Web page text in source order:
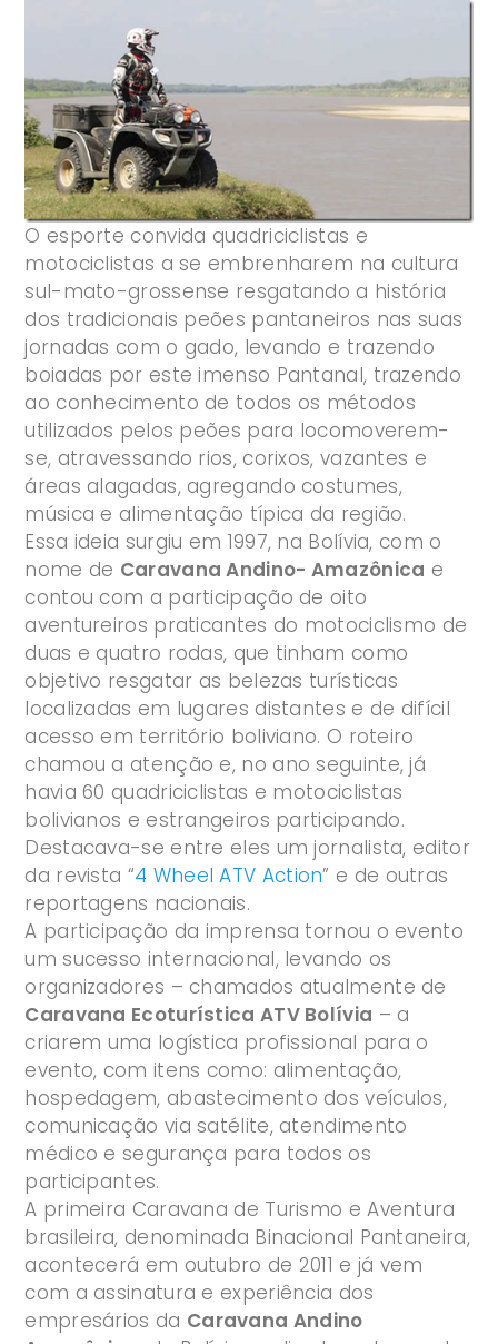
O esporte convida quadriciclistas e
motociclistas a se embrenharem na cultura
sul-mato-grossense resgatando a história
dos tradicionais peões pantaneiros nas suas
jornadas com o gado, levando e trazendo
boiadas por este imenso Pantanal, trazendo
ao conhecimento de todos os métodos
utilizados pelos peões para locomoverem-
se, atravessando rios, corixos, vazantes e
áreas alagadas, agregando costumes,
música e alimentação típica da região.
Essa ideia surgiu em 1997, na Bolívia, com o
nome de Caravana Andino- Amazônica e
contou com a participação de oito
aventureiros praticantes do motociclismo de
duas e quatro rodas, que tinham como
objetivo resgatar as belezas turísticas
localizadas em lugares distantes e de difícil
acesso em território boliviano. O roteiro
chamou a atenção e, no ano seguinte, já
havia 60 quadriciclistas e motociclistas
bolivianos e estrangeiros participando.
Destacava-se entre eles um jornalista, editor
da revista “4 Wheel ATV Action” e de outras
reportagens nacionais.
A participação da imprensa tornou o evento
um sucesso internacional, levando os
organizadores – chamados atualmente de
Caravana Ecoturística ATV Bolívia – a
criarem uma logística profissional para o
evento, com itens como: alimentação,
hospedagem, abastecimento dos veículos,
comunicação via satélite, atendimento
médico e segurança para todos os
participantes.
A primeira Caravana de Turismo e Aventura
brasileira, denominada Binacional Pantaneira,
acontecerá em outubro de 2011 e já vem
com a assinatura e experiência dos
empresários da Caravana Andino